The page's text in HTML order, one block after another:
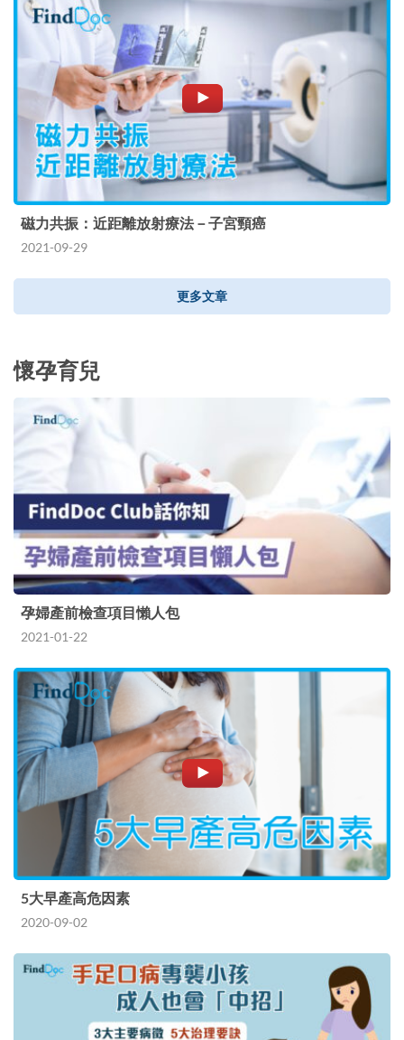
磁力共振：近距離放射療法－子宮頸癌
2021-09-29
更多文章
懷孕育兒
孕婦產前檢查項目懶人包
2021-01-22
5大早產高危因素
2020-09-02